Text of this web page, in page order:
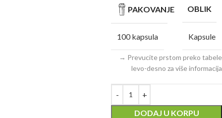
PAKOVANJE
100 kapsula
OBLIK
Kapsule
→ Prevucite prstom preko tabele
levo-desno za više informacija
DODAJ U KORPU